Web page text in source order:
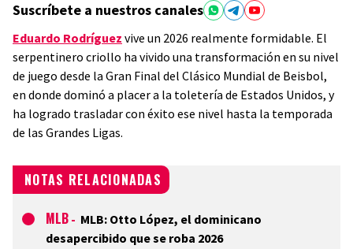
Suscríbete a nuestros canales
Eduardo Rodríguez vive un 2026 realmente formidable. El
serpentinero criollo ha vivido una transformación en su nivel
de juego desde la Gran Final del Clásico Mundial de Beisbol,
en donde dominó a placer a la toletería de Estados Unidos, y
ha logrado trasladar con éxito ese nivel hasta la temporada
de las Grandes Ligas.
NOTAS RELACIONADAS
MLB - MLB: Otto López, el dominicano
desapercibido que se roba 2026